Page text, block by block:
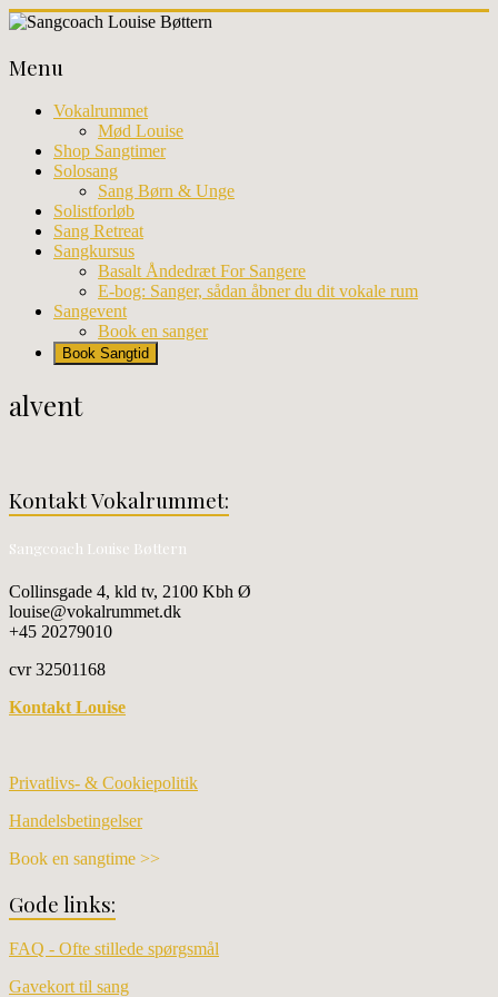
Skip
content
Louise
Bøttern
Professionel
sangundervisning
workhops
København
Menu
Vokalrummet
Mød Louise
Shop Sangtimer
Solosang
Sang Børn & Unge
Solistforløb
Sang Retreat
Sangkursus
Basalt Åndedræt For Sangere
E-bog: Sanger, sådan åbner du dit vokale rum
Sangevent
Book en sanger
Book Sangtid
alvent
Kontakt Vokalrummet:
Sangcoach Louise Bøttern
Collinsgade 4, kld tv, 2100 Kbh Ø
louise@vokalrummet.dk
+45 20279010
cvr 32501168
Kontakt Louise
Privatlivs- & Cookiepolitik
Handelsbetingelser
Book en sangtime >>
Gode links:
FAQ - Ofte stillede spørgsmål
Gavekort til sang